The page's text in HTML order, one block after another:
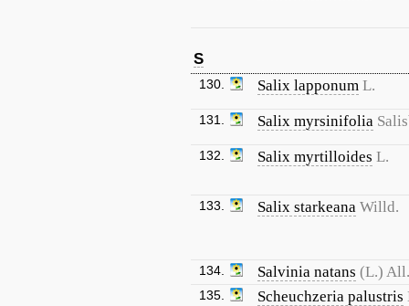
S
130. Salix lapponum L.
131. Salix myrsinifolia
132. Salix myrtilloides L.
133. Salix starkeana Willd.
134. Salvinia natans (L.) All.
135. Scheuchzeria palustris